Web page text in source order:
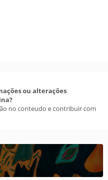
ou alterações
no conteudo e contribuir com